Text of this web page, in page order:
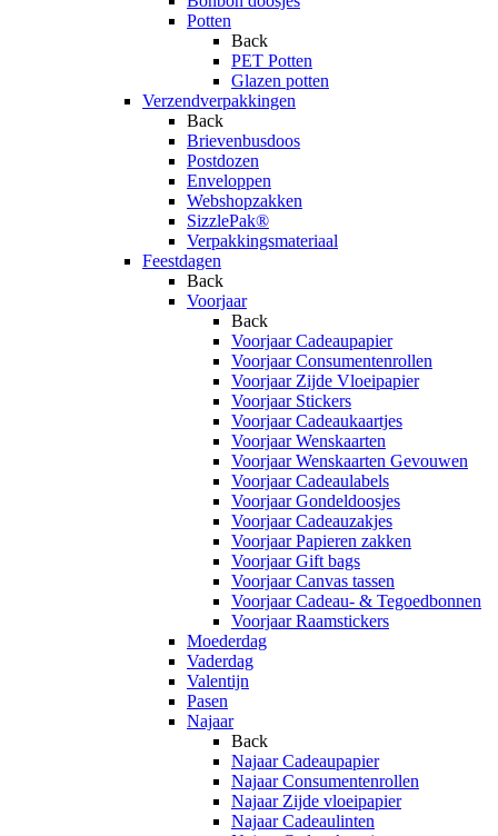
Potten
Back
PET Potten
Glazen potten
Verzendverpakkingen
Back
Brievenbusdoos
Postdozen
Enveloppen
Webshopzakken
SizzlePak®
Verpakkingsmateriaal
Feestdagen
Back
Voorjaar
Back
Voorjaar Cadeaupapier
Voorjaar Consumentenrollen
Voorjaar Zijde Vloeipapier
Voorjaar Stickers
Voorjaar Cadeaukaartjes
Voorjaar Wenskaarten
Voorjaar Wenskaarten Gevouwen
Voorjaar Cadeaulabels
Voorjaar Gondeldoosjes
Voorjaar Cadeauzakjes
Voorjaar Papieren zakken
Voorjaar Gift bags
Voorjaar Canvas tassen
Voorjaar Cadeau- & Tegoedbonnen
Voorjaar Raamstickers
Moederdag
Vaderdag
Valentijn
Pasen
Najaar
Back
Najaar Cadeaupapier
Najaar Consumentenrollen
Najaar Zijde vloeipapier
Najaar Cadeaulinten